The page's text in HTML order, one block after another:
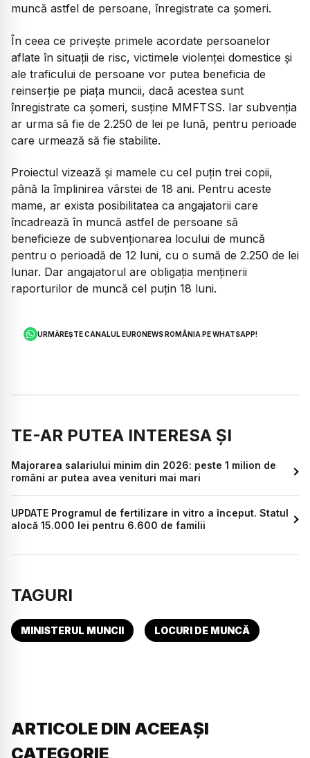
muncă astfel de persoane, înregistrate ca șomeri.
În ceea ce privește primele acordate persoanelor
aflate în situații de risc, victimele violenței domestice și
ale traficului de persoane vor putea beneficia de
reinserție pe piața muncii, dacă acestea sunt
înregistrate ca șomeri, susține MMFTSS. Iar subvenția
ar urma să fie de 2.250 de lei pe lună, pentru perioade
care urmează să fie stabilite.
Proiectul vizează și mamele cu cel puțin trei copii,
până la împlinirea vârstei de 18 ani. Pentru aceste
mame, ar exista posibilitatea ca angajatorii care
încadrează în muncă astfel de persoane să
beneficieze de subvenționarea locului de muncă
pentru o perioadă de 12 luni, cu o sumă de 2.250 de lei
lunar. Dar angajatorul are obligația menținerii
raporturilor de muncă cel puțin 18 luni.
URMĂREȘTE CANALUL EURONEWS ROMÂNIA PE WHATSAPP!
TE-AR PUTEA INTERESA ȘI
Majorarea salariului minim din 2026: peste 1 milion de
români ar putea avea venituri mai mari
UPDATE Programul de fertilizare in vitro a început. Statul
alocă 15.000 lei pentru 6.600 de familii
TAGURI
MINISTERUL MUNCII LOCURI DE MUNCĂ
ARTICOLE DIN ACEEAȘI
CATEGORIE